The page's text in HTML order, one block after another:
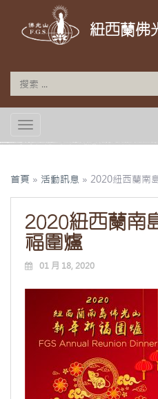
紐西蘭佛
TOGGLE NAVIGATION
首頁 » 活動訊息 » 2020紐西蘭南
2020紐西蘭南
福圍爐
01 月 18, 2020